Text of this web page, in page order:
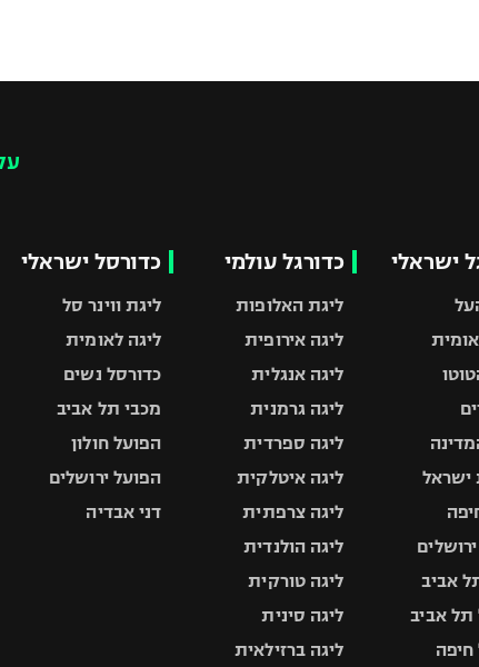
ישראלי
ישראל
אביב
תל אביב
חיפה
כדורגל עולמי
ליגת האלופות
ליגה אירופית
ליגה אנגלית
ליגה גרמנית
ליגה ספרדית
ליגה איטלקית
ליגה צרפתית
ליגה הולנדית
ליגה טורקית
ליגה סינית
ליגה ברזילאית
כדורסל ישראלי
ליגת ווינר סל
ליגה לאומית
כדורסל נשים
מכבי תל אביב
הפועל חולון
הפועל ירושלים
דני אבדיה